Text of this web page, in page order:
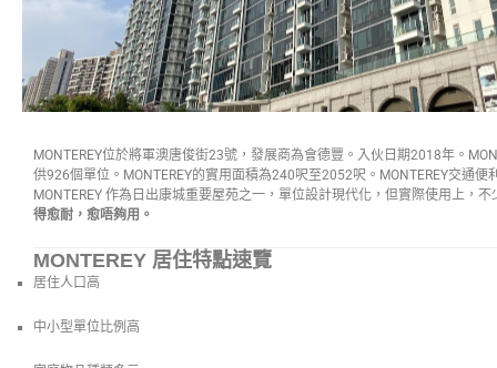
MONTEREY位於將軍澳唐俊街23號，發展商為會德豐。入伙日期2018年。
供926個單位。MONTEREY的實用面積為240呎至2052呎。MONTEREY交通便
MONTEREY 作為日出康城重要屋苑之一，單位設計現代化，但實際使用上，
得愈耐，愈唔夠用。
MONTEREY 居住特點速覽
居住人口高
中小型單位比例高